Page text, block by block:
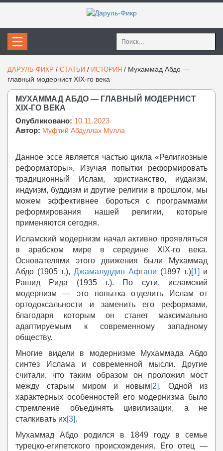
Найти:
ДАРУЛЬ-ФИКР / СТАТЬИ / ИСТОРИЯ / Мухаммад Абдо —
главный модернист XIX-го века
МУХАММАД АБДО — ГЛАВНЫЙ МОДЕРНИСТ
XIX-ГО ВЕКА
Опубликовано: 10.11.2023
Автор: Муфтий Абдуллах Мулла
Данное эссе является частью цикла «Религиозные
реформаторы». Изучая попытки реформировать
традиционный Ислам, христианство, иудаизм,
индуизм, буддизм и другие религии в прошлом, мы
можем эффективнее бороться с программами
реформирования нашей религии, которые
применяются сегодня.
Исламский модернизм начал активно проявляться
в арабском мире в середине XIX-го века.
Основателями этого движения были Мухаммад
Абдо (1905 г.), Джамалуддин Афгани (1897 г.)[1] и
Рашид Рида (1935 г.). По сути, исламский
модернизм — это попытка отделить Ислам от
ортодоксальности и заменить его реформами,
благодаря которым он станет максимально
адаптируемым к современному западному
обществу.
Многие видели в модернизме Мухаммада Абдо
синтез Ислама и современной мысли. Другие
считали, что таким образом он проложил мост
между старым миром и новым[2]. Одной из
характерных особенностей его модернизма было
стремление объединять цивилизации, а не
сталкивать их[3].
Мухаммад Абдо родился в 1849 году в семье
турецко-египетского происхождения. Его отец —